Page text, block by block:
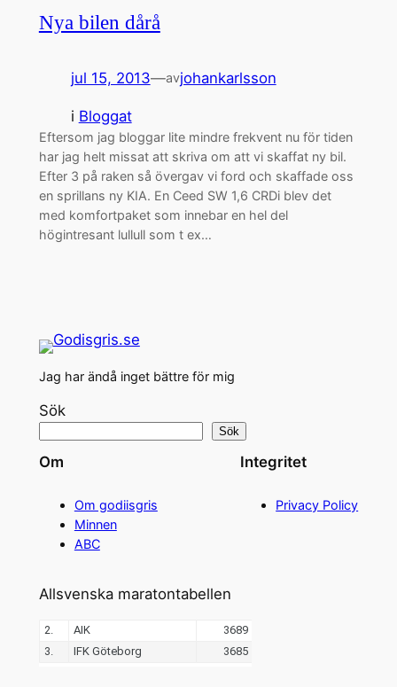
Nya bilen dårå
jul 15, 2013—avjohankarlsson
i Bloggat
Eftersom jag bloggar lite mindre frekvent nu för tiden
har jag helt missat att skriva om att vi skaffat ny bil.
Efter 3 på raken så övergav vi ford och skaffade oss
en sprillans ny KIA. En Ceed SW 1,6 CRDi blev det
med komfortpaket som innebar en hel del
högintresant lullull som t ex…
Jag har ändå inget bättre för mig
Sök
Sök
Om
Om godiisgris
Minnen
ABC
Integritet
Privacy Policy
Allsvenska maratontabellen